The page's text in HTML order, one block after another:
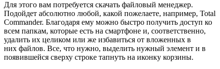
Для этого вам потребуется скачать файловый менеджер.
Подойдет абсолютно любой, какой пожелаете, например, Total
Commander. Благодаря ему можно быстро получить доступ ко
всем папкам, которые есть на смартфоне и, соответственно,
удалить их целиком или же избавиться от вложенных в
них файлов. Все, что нужно, выделить нужный элемент и в
появившейся сверху строке тапнуть на иконку корзины.